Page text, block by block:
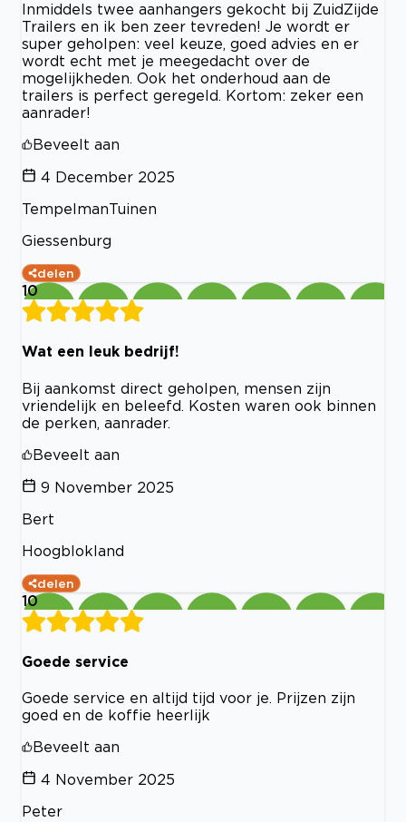
Inmiddels twee aanhangers gekocht bij ZuidZijde
Trailers en ik ben zeer tevreden! Je wordt er
super geholpen: veel keuze, goed advies en er
wordt echt met je meegedacht over de
mogelijkheden. Ook het onderhoud aan de
trailers is perfect geregeld. Kortom: zeker een
aanrader!
Beveelt aan
4 December 2025
TempelmanTuinen
Giessenburg
delen
10
Wat een leuk bedrijf!
Bij aankomst direct geholpen, mensen zijn
vriendelijk en beleefd. Kosten waren ook binnen
de perken, aanrader.
Beveelt aan
9 November 2025
Bert
Hoogblokland
delen
10
Goede service
Goede service en altijd tijd voor je. Prijzen zijn
goed en de koffie heerlijk
Beveelt aan
4 November 2025
Peter